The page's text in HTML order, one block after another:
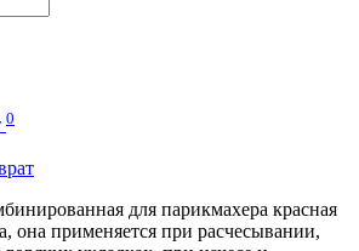
0
для парикмахера красная
она применяется при расчесывании,